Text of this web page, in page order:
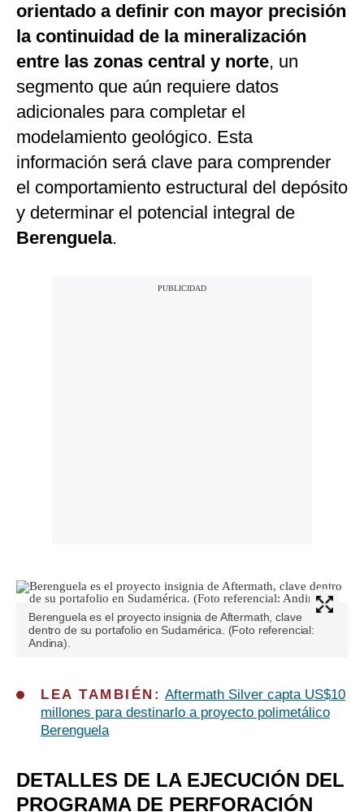
orientado a definir con mayor precisión
la continuidad de la mineralización
entre las zonas central y norte, un
segmento que aún requiere datos
adicionales para completar el
modelamiento geológico. Esta
información será clave para comprender
el comportamiento estructural del depósito
y determinar el potencial integral de
Berenguela.
Berenguela es el proyecto insignia de Aftermath, clave
dentro de su portafolio en Sudamérica. (Foto referencial:
Andina).
LEA TAMBIÉN: Aftermath Silver capta US$10
millones para destinarlo a proyecto polimetálico
Berenguela
DETALLES DE LA EJECUCIÓN DEL
PROGRAMA DE PERFORACIÓN